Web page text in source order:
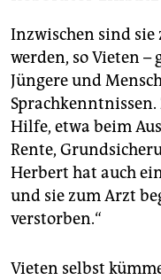
Inzwischen sind
werden, so Vieten –
Jüngere und
Sprachkenntnissen.
Hilfe, etwa beim
Rente,
Herbert hat auch
und sie zum Arzt
verstorben.“
Vieten selbst